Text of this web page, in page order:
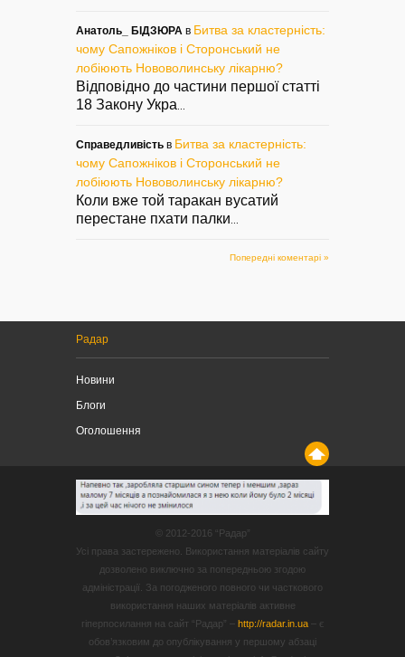
Анатоль_ БІДЗЮРА в Битва за кластерність:
чому Сапожніков і Сторонський не
лобіюють Нововолинську лікарню?
Відповідно до частини першої статті
18 Закону Укра...
Справедливість в Битва за кластерність:
чому Сапожніков і Сторонський не
лобіюють Нововолинську лікарню?
Коли вже той таракан вусатий
перестане пхати палки...
Попередні коментарі »
Радар
Новини
Блоги
Оголошення
© 2012-2016 “Радар”
Усі права застережено. Використання матеріалів сайту
дозволено виключно за попередньою згодою
адміністрації. За погодженого повного чи часткового
використання наших матеріалів активне
гіперпосилання на сайт “Радар” – http://radar.in.ua– є
обов’язковим до опублікування у першому абзаці